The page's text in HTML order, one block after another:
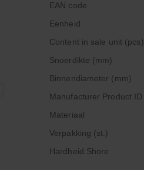
EAN code
Eenheid
Content in sale unit (pcs)
Snoerdikte (mm)
Binnendiameter (mm)
Manufacturer Product ID
Materiaal
Verpakking (st.)
Hardheid Shore